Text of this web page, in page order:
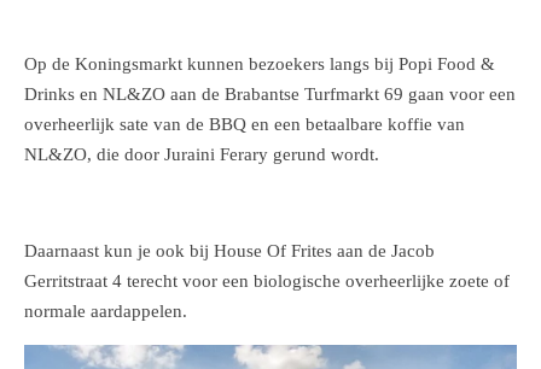
Op de Koningsmarkt kunnen bezoekers langs bij Popi Food &
Drinks en NL&ZO aan de Brabantse Turfmarkt 69 gaan voor een
overheerlijk sate van de BBQ en een betaalbare koffie van
NL&ZO, die door Juraini Ferary gerund wordt.
Daarnaast kun je ook bij House Of Frites aan de Jacob
Gerritstraat 4 terecht voor een biologische overheerlijke zoete of
normale aardappelen.